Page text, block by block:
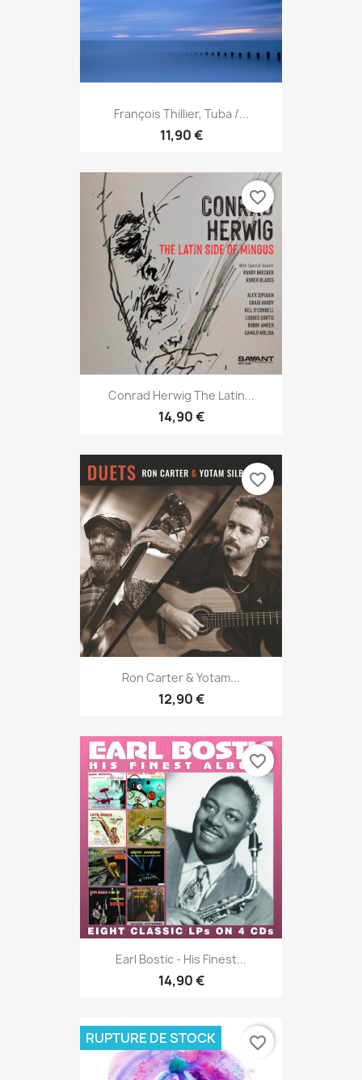
François Thillier, Tuba /...
11,90 €
Conrad Herwig The Latin...
14,90 €
favorite_border
Ron Carter & Yotam...
12,90 €
favorite_border
Earl Bostic - His Finest...
14,90 €
favorite_border
RUPTURE DE STOCK favorite_border